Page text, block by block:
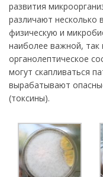
развития
различают несколько
физическую и
наиболее важной, так
органолептическое
могут скапливаться
вырабатывают
(токсины).